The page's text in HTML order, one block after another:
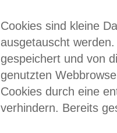
Cookies sind kleine
ausgetauscht
gespeichert und von
genutzten
Cookies durch eine
verhindern. Bereits